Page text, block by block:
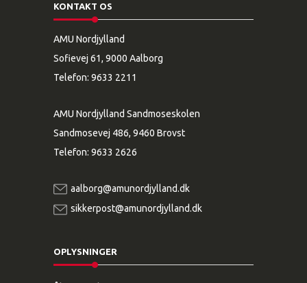
KONTAKT OS
AMU Nordjylland
Sofievej 61, 9000 Aalborg
Telefon: 9633 2211
AMU Nordjylland Sandmoseskolen
Sandmosevej 486, 9460 Brovst
Telefon: 9633 2626
aalborg@amunordjylland.dk
sikkerpost@amunordjylland.dk
OPLYSNINGER